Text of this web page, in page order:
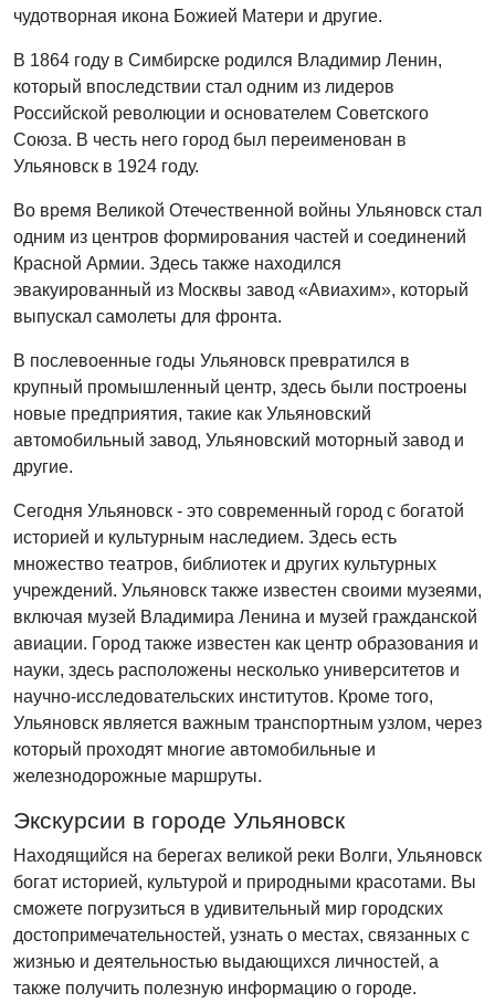
чудотворная икона Божией Матери и другие.
В 1864 году в Симбирске родился Владимир Ленин,
который впоследствии стал одним из лидеров
Российской революции и основателем Советского
Союза. В честь него город был переименован в
Ульяновск в 1924 году.
Во время Великой Отечественной войны Ульяновск стал
одним из центров формирования частей и соединений
Красной Армии. Здесь также находился
эвакуированный из Москвы завод «Авиахим», который
выпускал самолеты для фронта.
В послевоенные годы Ульяновск превратился в
крупный промышленный центр, здесь были построены
новые предприятия, такие как Ульяновский
автомобильный завод, Ульяновский моторный завод и
другие.
Сегодня Ульяновск - это современный город с богатой
историей и культурным наследием. Здесь есть
множество театров, библиотек и других культурных
учреждений. Ульяновск также известен своими музеями,
включая музей Владимира Ленина и музей гражданской
авиации. Город также известен как центр образования и
науки, здесь расположены несколько университетов и
научно-исследовательских институтов. Кроме того,
Ульяновск является важным транспортным узлом, через
который проходят многие автомобильные и
железнодорожные маршруты.
Экскурсии в городе Ульяновск
Находящийся на берегах великой реки Волги, Ульяновск
богат историей, культурой и природными красотами. Вы
сможете погрузиться в удивительный мир городских
достопримечательностей, узнать о местах, связанных с
жизнью и деятельностью выдающихся личностей, а
также получить полезную информацию о городе.